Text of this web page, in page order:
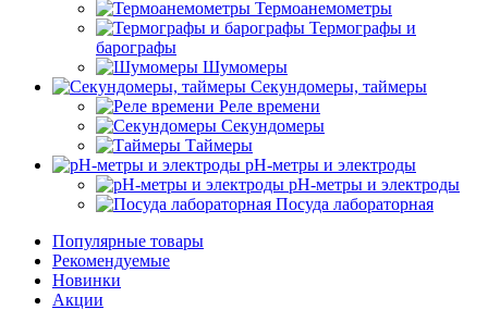
Термоанемометры
Термографы и
барографы
Шумомеры
Секундомеры, таймеры
Реле времени
Секундомеры
Таймеры
pH-метры и электроды
pH-метры и электроды
Посуда лабораторная
Популярные товары
Рекомендуемые
Новинки
Акции